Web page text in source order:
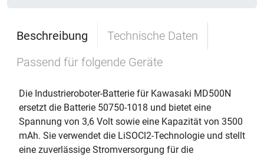
Beschreibung
Technische Daten
Passend für folgende Geräte
Die Industrieroboter-Batterie für Kawasaki MD500N
ersetzt die Batterie 50750-1018 und bietet eine
Spannung von 3,6 Volt sowie eine Kapazität von 3500
mAh. Sie verwendet die LiSOCl2-Technologie und stellt
eine zuverlässige Stromversorgung für die